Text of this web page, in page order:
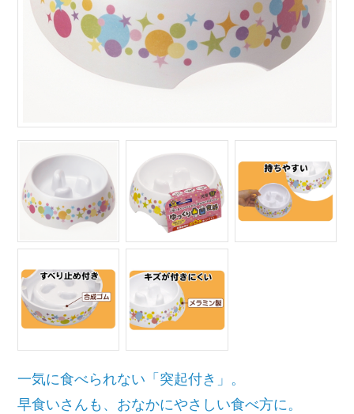
一気に食べられない「突起付き」。
早食いさんも、おなかにやさしい食べ方に。